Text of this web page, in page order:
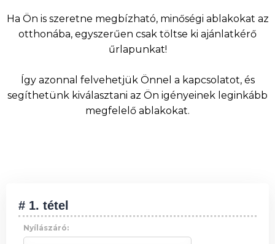
Ha Ön is szeretne megbízható, minőségi ablakokat az
otthonába, egyszerűen csak töltse ki ajánlatkérő
űrlapunkat!
Így azonnal felvehetjük Önnel a kapcsolatot, és
segíthetünk kiválasztani az Ön igényeinek leginkább
megfelelő ablakokat.
# 1. tétel
Nyílászáró: